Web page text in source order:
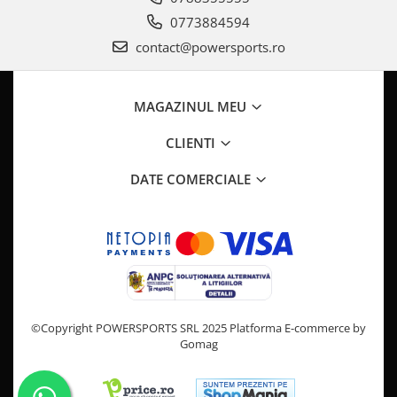
(pentru roțile din față), pentru a crea un set mixt, optimizat
pentru tracțiune puternică pe spate și control precis pe față.
0773884594
contact@powersports.ro
MAGAZINUL MEU
CLIENTI
DATE COMERCIALE
©Copyright POWERSPORTS SRL 2025 Platforma E-commerce by
Gomag